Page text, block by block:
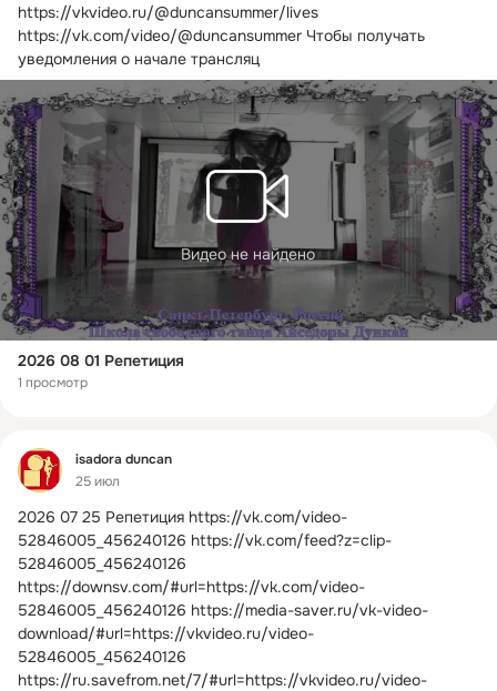
https://vkvideo.ru/@duncansummer/lives
https://vk.com/video/@duncansummer Чтобы получать
уведомления о начале трансляц
Видео не найдено
2026 08 01 Репетиция
1 просмотр
Фид
isadora duncan
25 июл
2026 07 25 Репетиция https://vk.com/video-
52846005_456240126 https://vk.com/feed?z=clip-
52846005_456240126
https://downsv.com/#url=https://vk.com/video-
52846005_456240126 https://media-saver.ru/vk-video-
download/#url=https://vkvideo.ru/video-
52846005_456240126
https://ru.savefrom.net/7/#url=https://vkvideo.ru/video-